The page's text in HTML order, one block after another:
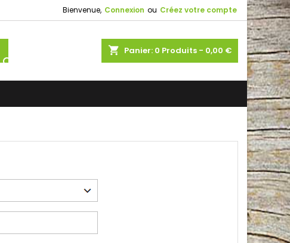
Bienvenue, Connexion ou Créez votre compte
shopping_cart Panier: 0 Produits - 0,00 €
